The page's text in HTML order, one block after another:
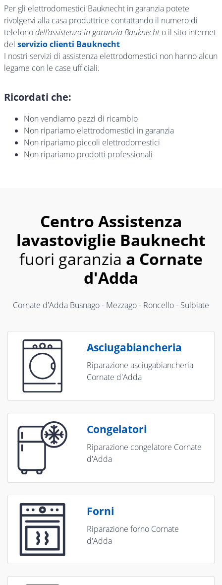
Per gli elettrodomestici Bauknecht in garanzia potete
rivolgervi alla casa produttrice contattando il numero di
telefonodell’assistenza in garanzia Bauknechto il sito internet
del servizio clienti Bauknecht
I nostri servizi di assistenza elettrodomestici non hanno alcun
legame con le case ufficiali.
Ricordati che:
Non vendiamo pezzi di ricambio
Non ripariamo elettrodomestici in garanzia
Non ripariamo piccoli elettrodomestici
Non ripariamo prodotti professionali
Centro Assistenza
lavastoviglie Bauknecht
fuori garanzia a Cornate
d'Adda
Cornate d'Adda Busnago - Mezzago - Roncello - Sulbiate
Asciugabiancheria
Riparazione asciugabiancheria
Cornate d'Adda
Congelatori
Riparazione congelatore Cornate
d'Adda
Forni
Riparazione forno Cornate
d'Adda